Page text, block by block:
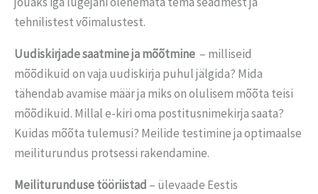
tehnilistest võimalustest.
Uudiskirjade saatmine ja mõõtmine – milliseid
mõõdikuid on vaja uudiskirja puhul jälgida? Mida
tähendab avamise määr ja miks on olulisem mõõta teisi
mõõdikuid. Millal e-kiri oma postitusnimekirja saata?
Kuidas mõõta tulemusi? Meilide testimine ja optimaalse
meiliturundus protsessi rakendamine.
Meiliturunduse tööriistad – ülevaade Eestis